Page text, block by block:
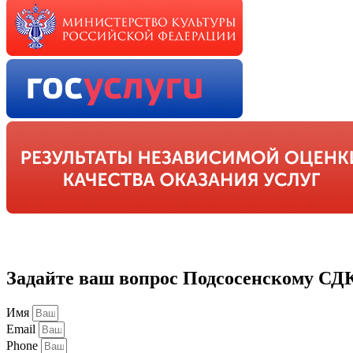
Задайте ваш вопрос Подсосенскому
Имя
Email
Phone